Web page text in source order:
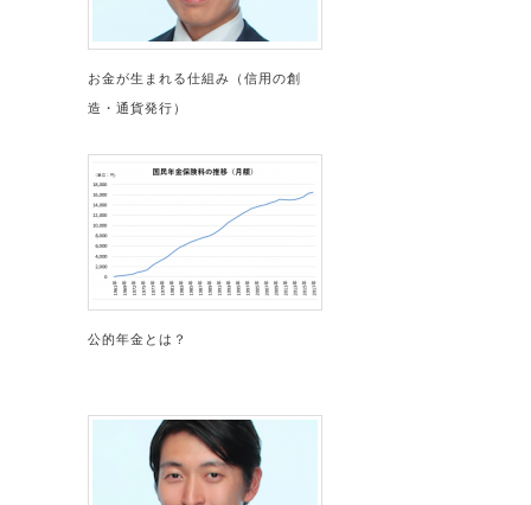
お金が生まれる仕組み（信用の創
造・通貨発行）
公的年金とは？